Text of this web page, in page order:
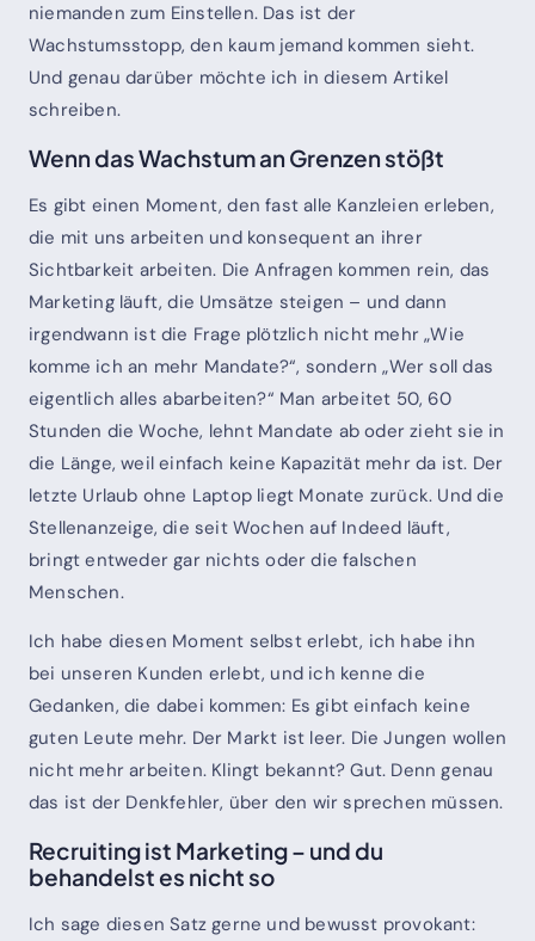
niemanden zum Einstellen. Das ist der
Wachstumsstopp, den kaum jemand kommen sieht.
Und genau darüber möchte ich in diesem Artikel
schreiben.
Wenn das Wachstum an Grenzen stößt
Es gibt einen Moment, den fast alle Kanzleien erleben,
die mit uns arbeiten und konsequent an ihrer
Sichtbarkeit arbeiten. Die Anfragen kommen rein, das
Marketing läuft, die Umsätze steigen – und dann
irgendwann ist die Frage plötzlich nicht mehr „Wie
komme ich an mehr Mandate?“, sondern „Wer soll das
eigentlich alles abarbeiten?“ Man arbeitet 50, 60
Stunden die Woche, lehnt Mandate ab oder zieht sie in
die Länge, weil einfach keine Kapazität mehr da ist. Der
letzte Urlaub ohne Laptop liegt Monate zurück. Und die
Stellenanzeige, die seit Wochen auf Indeed läuft,
bringt entweder gar nichts oder die falschen
Menschen.
Ich habe diesen Moment selbst erlebt, ich habe ihn
bei unseren Kunden erlebt, und ich kenne die
Gedanken, die dabei kommen: Es gibt einfach keine
guten Leute mehr. Der Markt ist leer. Die Jungen wollen
nicht mehr arbeiten. Klingt bekannt? Gut. Denn genau
das ist der Denkfehler, über den wir sprechen müssen.
Recruiting ist Marketing – und du
behandelst es nicht so
Ich sage diesen Satz gerne und bewusst provokant: